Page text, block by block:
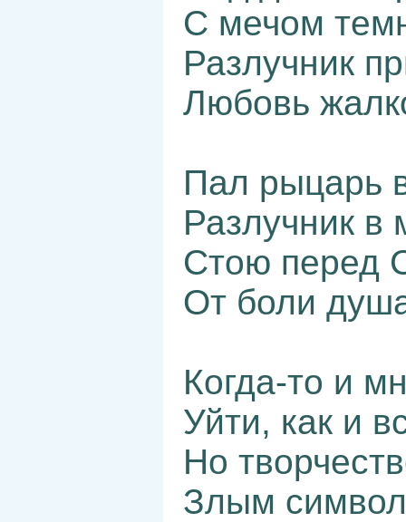
С мечом
Разлучник
Любовь
Пал рыцарь
Разлучник в
Стою перед
От боли
Когда-то и
Уйти, как и
Но
Злым